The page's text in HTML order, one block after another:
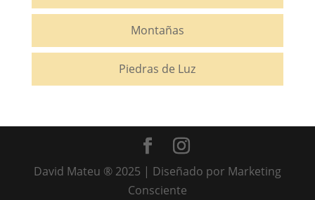
Montañas
Piedras de Luz
David Mateu ® 2025 | Diseñado por Marketing
Consciente